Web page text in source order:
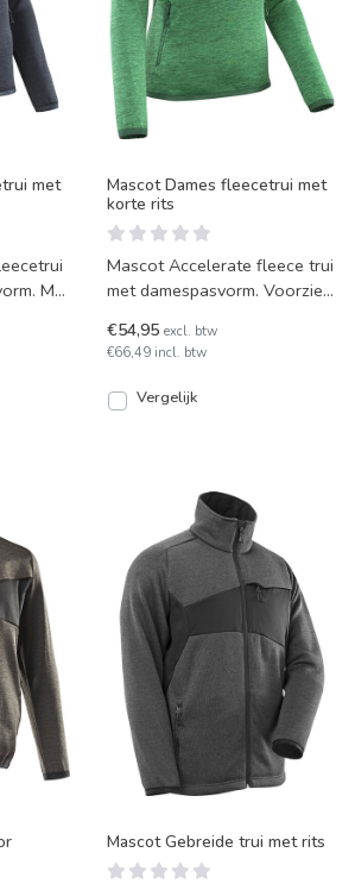
met
Met
Mascot Dames fleecetrui met
korte rits
Mascot Accelerate fleece trui
met damespasvorm. Voorzien
windvanger bij de openi
€54,95 excl. btw
€66,49 incl. btw
Vergelijk
Mascot Gebreide trui met rits